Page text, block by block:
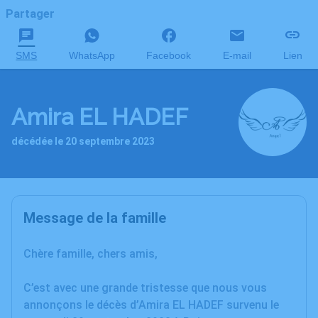
Partager
SMS WhatsApp Facebook E-mail Lien
Amira EL HADEF
décédée le 20 septembre 2023
Message de la famille
Chère famille, chers amis,
C’est avec une grande tristesse que nous vous
annonçons le décès d’Amira EL HADEF survenu le